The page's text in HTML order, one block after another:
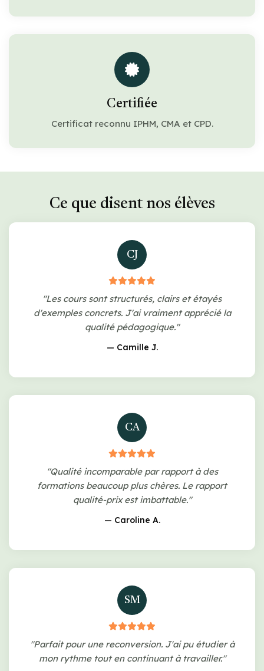
Certifiée
Certificat reconnu IPHM, CMA et CPD.
Ce que disent nos élèves
CJ
"Les cours sont structurés, clairs et étayés
d'exemples concrets. J'ai vraiment apprécié la
qualité pédagogique."
— Camille J.
CA
"Qualité incomparable par rapport à des
formations beaucoup plus chères. Le rapport
qualité-prix est imbattable."
— Caroline A.
SM
"Parfait pour une reconversion. J'ai pu étudier à
mon rythme tout en continuant à travailler."